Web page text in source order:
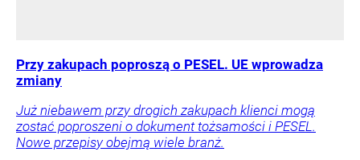
Przy zakupach poproszą o PESEL. UE wprowadza
zmiany
Już niebawem przy drogich zakupach klienci mogą
zostać poproszeni o dokument tożsamości i PESEL.
Nowe przepisy obejmą wiele branż.